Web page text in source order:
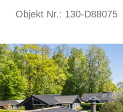
Objekt Nr.: 130-D88075